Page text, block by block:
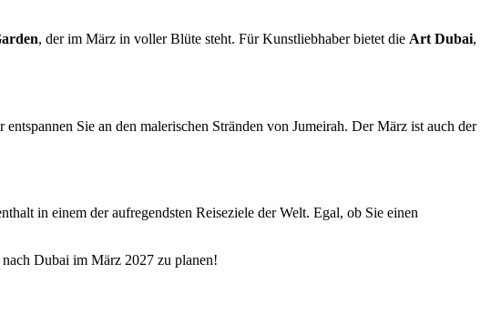
, der im März in voller Blüte steht. Für Kunstliebhaber bietet die Art Dubai,
Sie an den malerischen Stränden von Jumeirah. Der März ist auch der
in einem der aufregendsten Reiseziele der Welt. Egal, ob Sie einen
nach Dubai im März 2027 zu planen!